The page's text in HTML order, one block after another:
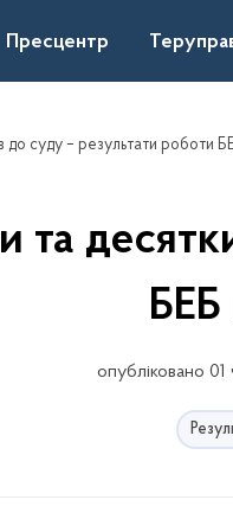
Пресцентр
до суду – результати роботи
та
БЕБ
опубліковано